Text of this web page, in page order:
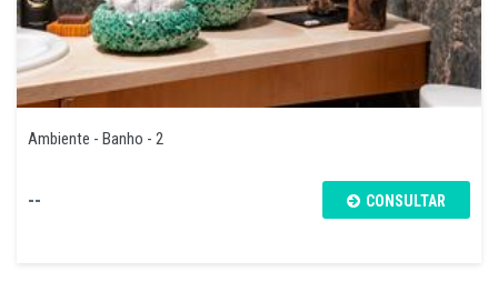
Ambiente - Banho - 2
-- CONSULTAR